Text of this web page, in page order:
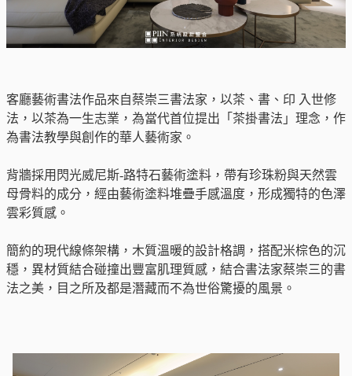
客廳藝術書法作品來自蔡崇三書法家，以茶、書、印 入世修
法，以茶為一生志業，為當代首位提出「茶掛書法」理念，作
為書法教學與創作的華人藝術家。
背牆採用閃光威尼斯-路特石藝術塗料，帶有珍珠粉與天然雲
母骨料的成分，經由藝術塗料堆疊手感溫度，形成獨特的色澤
雲彩質感。
簡約的現代線條架構，木質溫暖的設計格調，搭配米棕色的沉
穩，異材質結合碰撞出豐富肌理質感，結合書法家蔡崇三的書
法之美，目之所及都是潛藏而不為世俗驚擾的風景。